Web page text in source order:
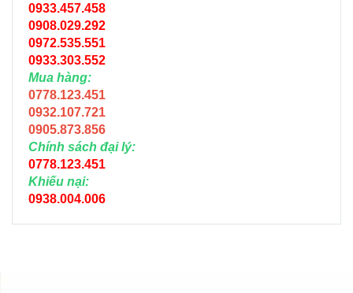
0933.457.458
0908.029.292
0972.535.551
0933.303.552
Mua hàng:
0778.123.451
0932.107.721
0905.873.856
Chính sách đại lý:
0778.123.451
Khiếu nại:
0938.004.006